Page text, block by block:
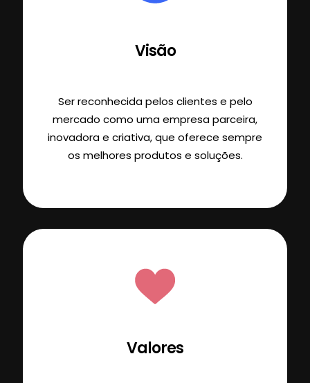
Visão
Ser reconhecida pelos clientes e pelo
mercado como uma empresa parceira,
inovadora e criativa, que oferece sempre
os melhores produtos e soluções.
Valores